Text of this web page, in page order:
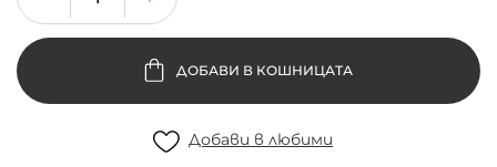
ДОБАВИ В КОШНИЦАТА
Добави в любими